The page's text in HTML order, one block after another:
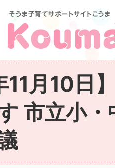
11月10日
市立小